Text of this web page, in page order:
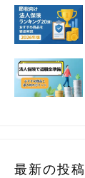
最新の投稿